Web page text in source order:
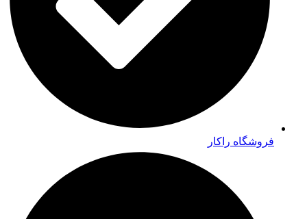
فروشگاه راکار